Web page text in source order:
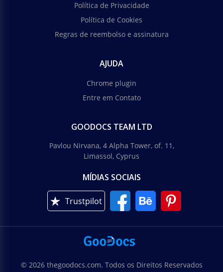
Política de Privacidade
Política de Cookies
Regras de reembolso e assinatura
AJUDA
Chrome plugin
Entre em Contato
GOODOCS TEAM LTD
Pavlou Nirvana, 4 Alpha Tower, of. 11,
Limassol, Cyprus
MÍDIAS SOCIAIS
Trustpilot
© 2026 thegoodocs.com. Todos os Direitos Reservados